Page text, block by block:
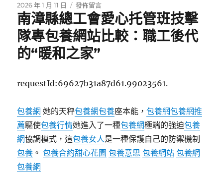
發
佈
日
期:
2026 年 1 月 11 日
在
〈麥
加
城
里
的
美
朝
覲
者
在
異
國
發佈留言
南漳縣總工會愛心托管班技擊
隊專包養網站比較：職工後代
的“暖和之家”
requestId:69627b31a87d61.99023561.
包養網 她的天秤包養網包養座本能，包養網包養網推
薦驅使包養行情她進入了一種包養網極端的強迫包養
網協調模式，這包養女人是一種保護自己的防禦機制
包養 。包養合約甜心花園 包養意思 包養網站 包養網
包養網